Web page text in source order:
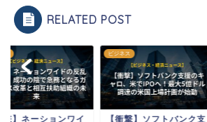
RELATED POST
撃】ネーションワイ
ビジネス
【衝撃】ソフトバンク支